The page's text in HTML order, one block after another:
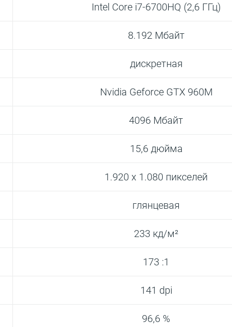
Intel Core i7-6700HQ (2,6 ГГц)
8.192 Мбайт
дискретная
Nvidia Geforce GTX 960M
4096 Мбайт
15,6 дюйма
1.920 x 1.080 пикселей
глянцевая
233 кд/м²
173 :1
141 dpi
96,6 %